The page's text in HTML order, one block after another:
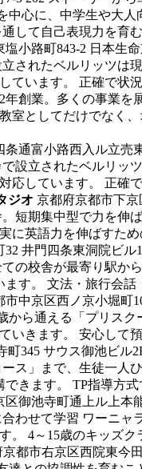
心に、中学生や大
して自己表現力を育
小路町843-2 日本生
されたベルリッツ
ています。 正確で状
年創業。多くの事業を
室としてだけでなく
通富小路西入ル立売
設立されたベルリ
応しています。 正確
ジオ 京都府京都市下
短期集中型で力を伸
に英語力を伸ばすた
井門四条東洞院ビル
の校舎が最寄り駅
す。 文法・旅行会話
市中京区西ノ京小堀町
ら通える「プリス
いきます。 安心して
町345 サウス御池ビル
ス」まで、生徒一
きます。 TP指導方
御池寺町通上ル上本
わせて学習 ワーニャ
4～15歳のキッズ
都市右京区西院東今